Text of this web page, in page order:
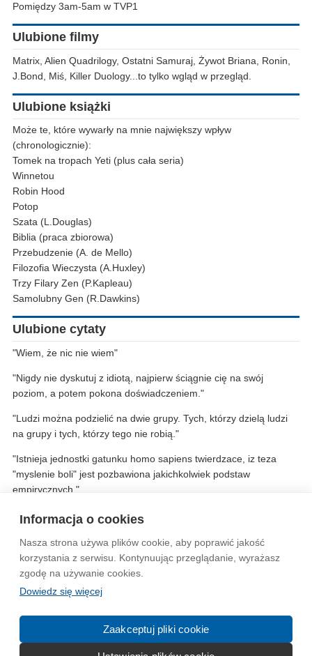
Informacja o cookies
Nasza strona używa plików cookie, aby poprawić jakość
korzystania z serwisu. Kontynuując przeglądanie, wyrażasz
zgodę na używanie cookies.
Dowiedz się więcej
Zaakceptuj pliki cookie
Pomiędzy 3am-5am w TVP1
Ulubione filmy
Matrix, Alien Quadrilogy, Ostatni Samuraj, Żywot Briana, Ronin,
J.Bond, Miś, Killer Duology...to tylko wgląd w przegląd.
Ulubione książki
Może te, które wywarły na mnie największy wpływ
(chronologicznie):
Tomek na tropach Yeti (plus cała seria)
Winnetou
Robin Hood
Potop
Szata (L.Douglas)
Biblia (praca zbiorowa)
Przebudzenie (A. de Mello)
Filozofia Wieczysta (A.Huxley)
Trzy Filary Zen (P.Kapleau)
Samolubny Gen (R.Dawkins)
Ulubione cytaty
"Wiem, że nic nie wiem"
"Nigdy nie dyskutuj z idiotą, najpierw ściągnie cię na swój
poziom, a potem pokona doświadczeniem."
"Ludzi można podzielić na dwie grupy. Tych, którzy dzielą ludzi
na grupy i tych, którzy tego nie robią."
"Istnieja jednostki gatunku homo sapiens twierdzace, iz teza
"myslenie boli" jest pozbawiona jakichkolwiek podstaw
empirycznych."
Prawa Murphie'go. http://www.humaica.republika.pl/mur...
Wytyczne dla społeczności Regulamin Prywatność
Reklama Kontakt